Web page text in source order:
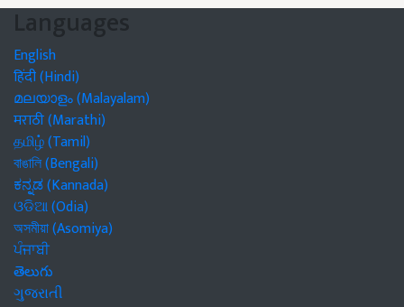
Languages
English
हिंदी (Hindi)
മലയാളം (Malayalam)
मराठी (Marathi)
தமிழ் (Tamil)
বাঙালি (Bengali)
ಕನ್ನಡ (Kannada)
ଓଡିଆ (Odia)
অসমীয়া (Asomiya)
ਪੰਜਾਬੀ
తెలుగు
ગુજરાતી